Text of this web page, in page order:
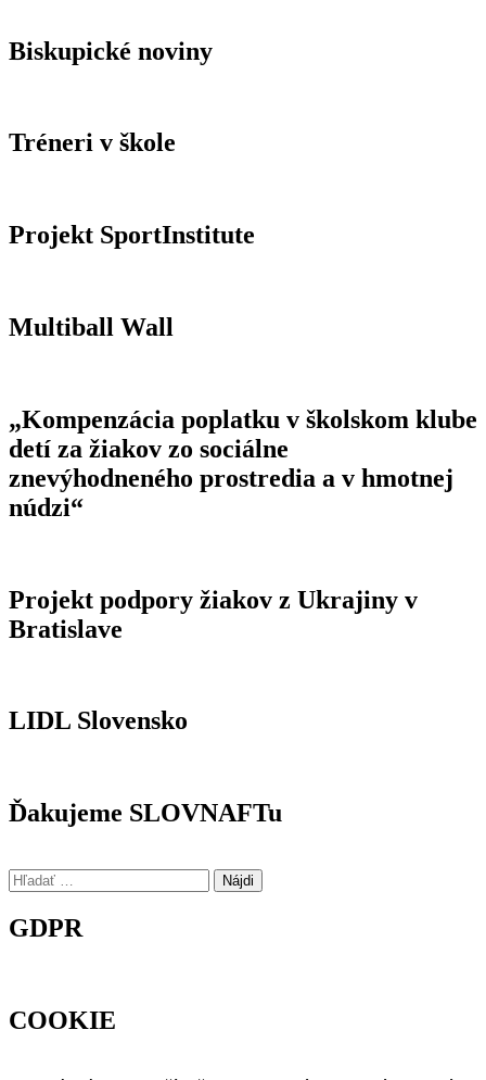
Biskupické noviny
Tréneri v škole
Projekt SportInstitute
Multiball Wall
„Kompenzácia poplatku v školskom klube
detí za žiakov zo sociálne
znevýhodneného prostredia a v hmotnej
núdzi“
Projekt podpory žiakov z Ukrajiny v
Bratislave
LIDL Slovensko
Ďakujeme SLOVNAFTu
Hľadať:
GDPR
COOKIE